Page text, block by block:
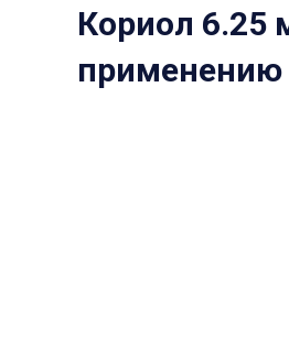
Кориол 6.25
применению